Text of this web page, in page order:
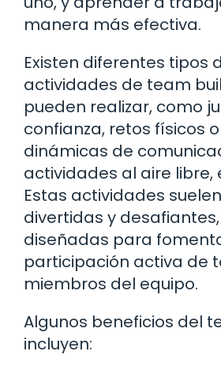
manera más efectiva.
Existen diferentes tipos
actividades de team
pueden realizar, como
confianza, retos físicos
dinámicas de
actividades al aire libre,
Estas actividades
divertidas y
diseñadas para
participación activa de
miembros del equipo.
Algunos beneficios del
incluyen: